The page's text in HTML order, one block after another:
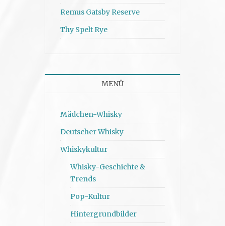
Remus Gatsby Reserve
Thy Spelt Rye
MENÜ
Mädchen-Whisky
Deutscher Whisky
Whiskykultur
Whisky-Geschichte &
Trends
Pop-Kultur
Hintergrundbilder